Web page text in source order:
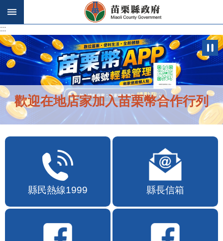
跳到主要內容區塊
:::
:::
歡迎在地店家加入苗栗幣合作行列
縣民熱線1999 縣長信箱